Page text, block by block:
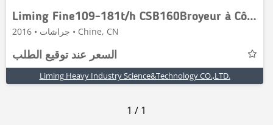
Liming Fine109-181t/h CSB160Broyeur à Cône
جراشات • 2016 • Chine, CN
السعر عند توقيع الطلب
Liming Heavy Industry Science&Technology CO.,LTD.
1 / 1